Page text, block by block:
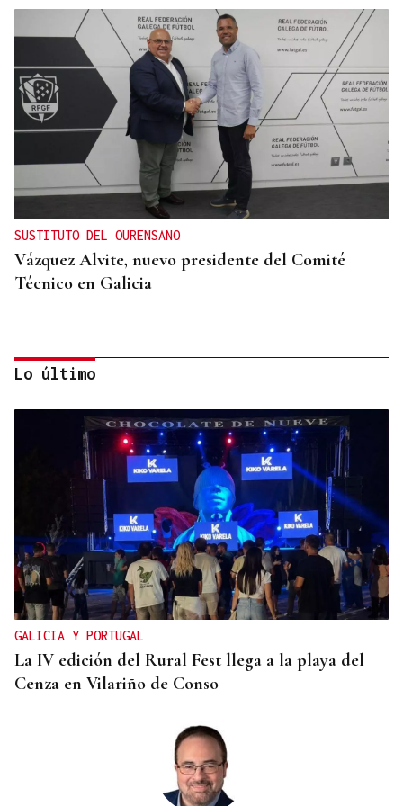
SUSTITUTO DEL OURENSANO
Vázquez Alvite, nuevo presidente del Comité
Técnico en Galicia
DALLAS MAVERICKS
Santi Aldama, jugador de la NBA, visita Ourense
Lo último
GALICIA Y PORTUGAL
La IV edición del Rural Fest llega a la playa del
Cenza en Vilariño de Conso